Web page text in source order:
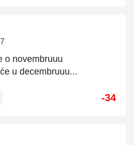
o novembruuu
u decembruuu...
-34